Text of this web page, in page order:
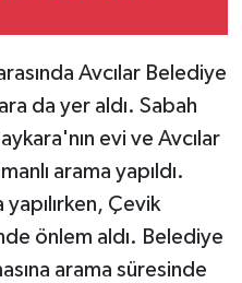
Avcılar Belediye
da yer aldı. Sabah
evi ve Avcılar
arama yapıldı.
Çevik
önlem aldı. Belediye
arama süresinde